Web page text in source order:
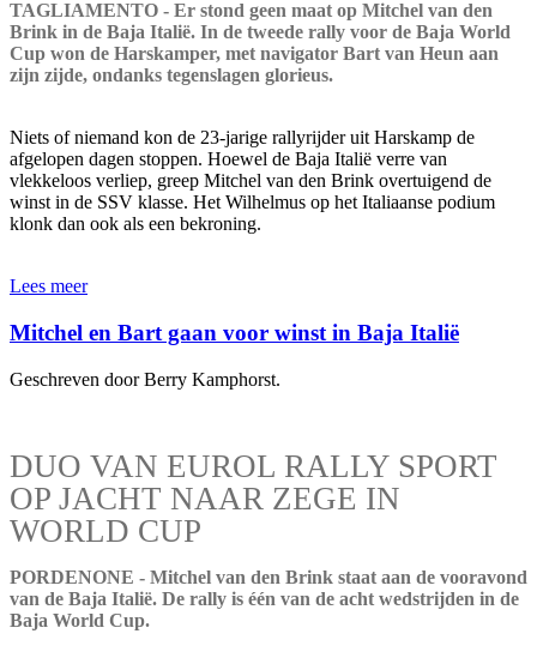
TAGLIAMENTO - Er stond geen maat op Mitchel van den
Brink in de Baja Italië. In de tweede rally voor de Baja World
Cup won de Harskamper, met navigator Bart van Heun aan
zijn zijde, ondanks tegenslagen glorieus.
Niets of niemand kon de 23-jarige rallyrijder uit Harskamp de
afgelopen dagen stoppen. Hoewel de Baja Italië verre van
vlekkeloos verliep, greep Mitchel van den Brink overtuigend de
winst in de SSV klasse. Het Wilhelmus op het Italiaanse podium
klonk dan ook als een bekroning.
Lees meer
Mitchel en Bart gaan voor winst in Baja Italië
Geschreven door Berry Kamphorst.
DUO VAN EUROL RALLY SPORT
OP JACHT NAAR ZEGE IN
WORLD CUP
PORDENONE - Mitchel van den Brink staat aan de vooravond
van de Baja Italië. De rally is één van de acht wedstrijden in de
Baja World Cup.